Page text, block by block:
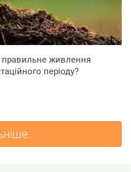
живлення
періоду?